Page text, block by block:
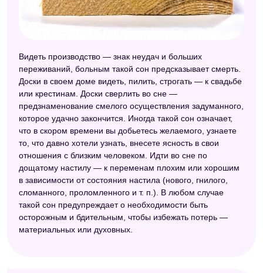
Видеть производство — знак неудач и больших
переживаний, больным такой сон предсказывает смерть.
Доски в своем доме видеть, пилить, строгать — к свадьбе
или крестинам. Доски сверлить во сне —
предзнаменование смелого осуществления задуманного,
которое удачно закончится. Иногда такой сон означает,
что в скором времени вы добьетесь желаемого, узнаете
то, что давно хотели узнать, внесете ясность в свои
отношения с близким человеком. Идти во сне по
дощатому настилу — к переменам плохим или хорошим
в зависимости от состояния настила (нового, гнилого,
сломанного, проломленного и т. п.). В любом случае
такой сон предупреждает о необходимости быть
осторожным и бдительным, чтобы избежать потерь —
материальных или духовных.